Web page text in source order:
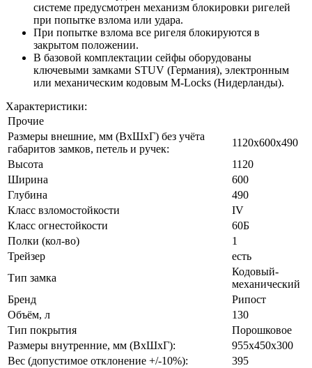
системе предусмотрен механизм блокировки ригелей
при попытке взлома или удара.
При попытке взлома все ригеля блокируются в
закрытом положении.
В базовой комплектации сейфы оборудованы
ключевыми замками STUV (Германия), электронным
или механическим кодовым M-Locks (Нидерланды).
Характеристики:
Прочие
Размеры внешние, мм (ВхШхГ) без учёта
габаритов замков, петель и ручек:
1120х600х490
Высота
1120
Ширина
600
Глубина
490
Класс взломостойкости
IV
Класс огнестойкости
60Б
Полки (кол-во)
1
Трейзер
есть
Тип замка
Кодовый-
механический
Бренд
Рипост
Объём, л
130
Тип покрытия
Порошковое
Размеры внутренние, мм (ВхШхГ):
955х450х300
Вес (допустимое отклонение +/-10%):
395